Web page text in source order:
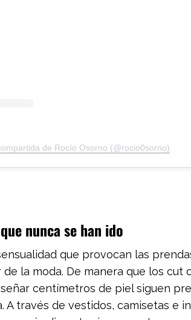
de Rocío Osorno (@rocio0sorno)
nunca se han ido
que provocan las
la moda. De manera que los cut
centímetros de piel siguen
A través de vestidos, camisetas e